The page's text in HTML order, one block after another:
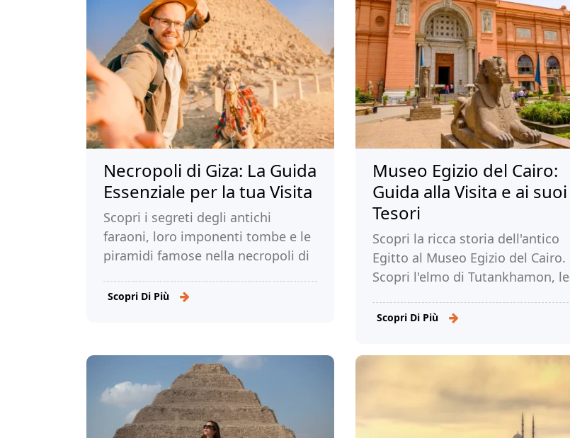
Necropoli di Giza: La Guida
Essenziale per la tua Visita
Scopri i segreti degli antichi
faraoni, loro imponenti tombe e le
piramidi famose nella necropoli di
visita. Leggi di più!
Scopri Di Più
Museo Egizio del Cairo:
Guida alla Visita e ai suoi
Tesori
Scopri la ricca storia dell'antico
Egitto al Museo Egizio del Cairo.
Scopri l'elmo di Tutankhamon, le
affascinante viaggio nel tempo.
Scopri Di Più